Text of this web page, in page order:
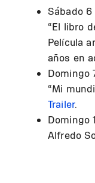
Sábado
“El libro
Película
años en
Domingo
“Mi
Trailer.
Domingo
Alfredo